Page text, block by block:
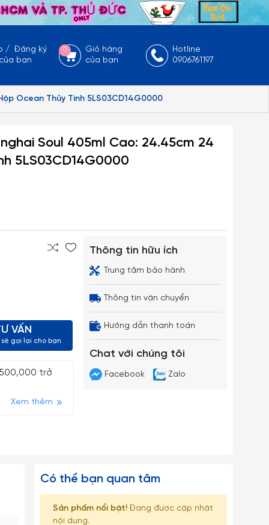
/Đăng ký
bạn
0
Giỏ hàng
của bạn
Hotline
0906761197
Ocean Thủy Tinh 5LS03CD14G0000
Soul 405ml Cao: 24.45cm 24
5LS03CD14G0000
VẤN
gọi lại cho bạn
trở
Xem thêm
Thông tin hữu ích
Trung tâm bảo hành
Thông tin vận chuyển
Hướng dẫn thanh toán
Chat với chúng tôi
Facebook Zalo
Có thể bạn quan tâm
Sản phẩm nổi bật!Đang được cập nhật
nội dung.